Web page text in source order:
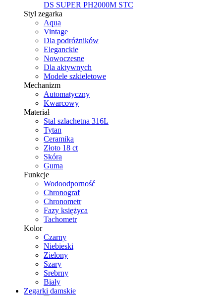
DS SUPER PH2000M STC
Styl zegarka
Aqua
Vintage
Dla podróżników
Eleganckie
Nowoczesne
Dla aktywnych
Modele szkieletowe
Mechanizm
Automatyczny
Kwarcowy
Materiał
Stal szlachetna 316L
Tytan
Ceramika
Złoto 18 ct
Skóra
Guma
Funkcje
Wodoodporność
Chronograf
Chronometr
Fazy księżyca
Tachometr
Kolor
Czarny
Niebieski
Zielony
Szary
Srebrny
Biały
Zegarki damskie